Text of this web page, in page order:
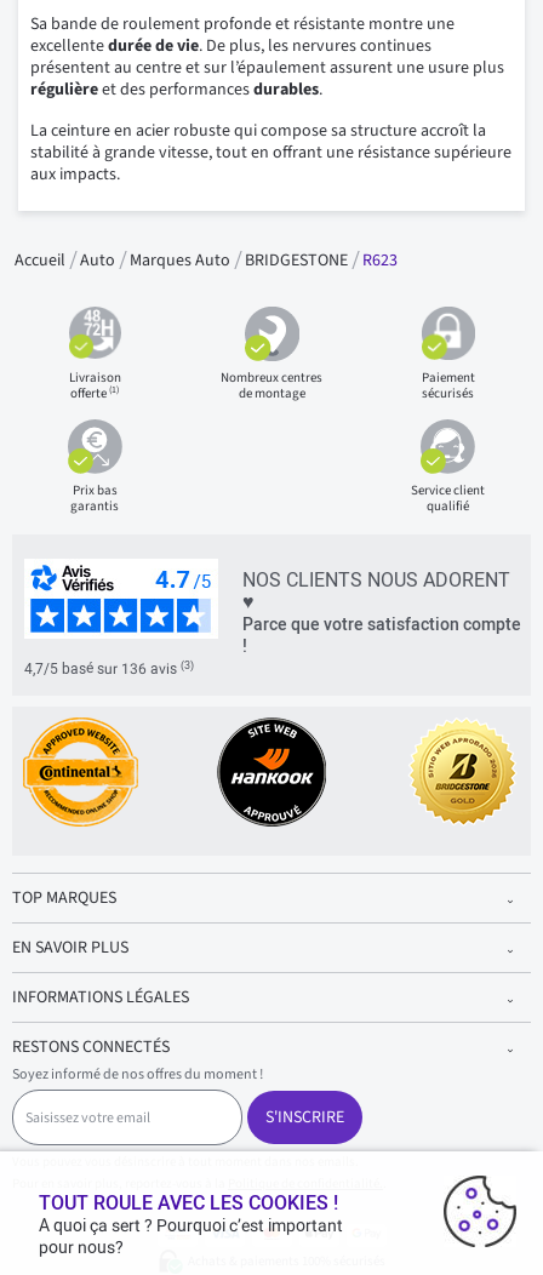
Sa bande de roulement profonde et résistante montre une
excellentedurée de vie. De plus, les nervures continues
présentent au centre et sur l’épaulement assurent une usure plus
régulièreet des performancesdurables.
La ceinture en acier robuste qui compose sa structure accroît la
stabilité à grande vitesse, tout en offrant une résistance supérieure
aux impacts.
Accueil Auto Marques Auto BRIDGESTONE R623
Livraison
offerte(1)
Nombreux centres
de montage
Paiement
sécurisés
Prix bas
garantis
Service client
qualifié
NOS CLIENTS NOUS ADORENT
♥
Parce que votre satisfaction compte
!
4,7/5 basé sur 136 avis (3)
TOP MARQUES
EN SAVOIR PLUS
INFORMATIONS LÉGALES
RESTONS CONNECTÉS
Soyez informé de nos offres du moment !
S
a
i
s
S'INSCRIRE
TOUT ROULE AVEC LES COOKIES !
A quoi ça sert ? Pourquoi c’est important
pour nous?